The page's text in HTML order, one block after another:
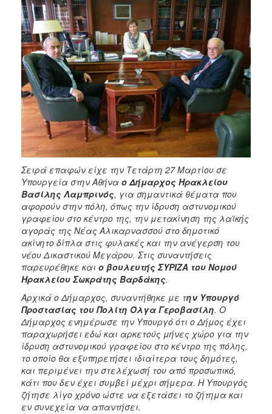
2011
2010
2006
ΔΗΜΟΤΗΣ
ΕΠΙΣΚΕΠΤΗΣ
ΗΡΑΚΛΕΙΟ
Σειρά επαφών είχε την Τετάρτη 27 Μαρτίου σε
Υπουργεία στην Αθήνα ο Δήμαρχος Ηρακλείου
Βασίλης Λαμπρινός, για σημαντικά θέματα που
αφορούν στην πόλη, όπως την ίδρυση αστυνομικού
γραφείου στο κέντρο της, την μετακίνηση της λαϊκής
αγοράς της Νέας Αλικαρνασσού στο δημοτικό
ακίνητο δίπλα στις φυλακές και την ανέγερση του
νέου Δικαστικού Μεγάρου. Στις συναντήσεις
παρευρέθηκε και ο βουλευτής ΣΥΡΙΖΑ του Νομού
Ηρακλείου Σωκράτης Βαρδάκης.
Αρχικά ο Δήμαρχος, συναντήθηκε με την Υπουργό
Προστασίας του Πολίτη Όλγα Γεροβασίλη. Ο
Δήμαρχος ενημέρωσε την Υπουργό ότι ο Δήμος έχει
παραχωρήσει εδώ και αρκετούς μήνες χώρο για την
ίδρυση αστυνομικού γραφείου στο κέντρο της πόλης,
το οποίο θα εξυπηρετήσει ιδιαίτερα τους δημότες,
και περιμένει την στελέχωσή του από προσωπικό,
κάτι που δεν έχει συμβεί μέχρι σήμερα. Η Υπουργός
ζήτησε λίγο χρόνο ώστε να εξετάσει το ζήτημα και
εν συνεχεία να απαντήσει.